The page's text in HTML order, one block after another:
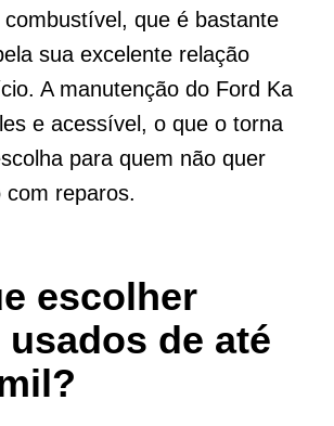
que é bastante
sua excelente relação
A manutenção do Ford Ka
e acessível, o que o torna
para quem não quer
reparos.
escolher
​​de até